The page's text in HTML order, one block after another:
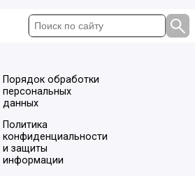
Порядок обработки
персональных
данных
Политика
конфиденциальности
и защиты
информации